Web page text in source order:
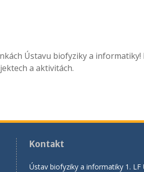
Ústavu biofyziky a
a aktivitách.
Kontakt
Ústav biofyziky a informatiky 1. LF